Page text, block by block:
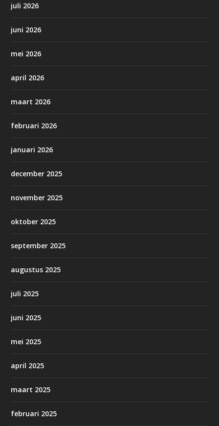
juli 2026
juni 2026
mei 2026
april 2026
maart 2026
februari 2026
januari 2026
december 2025
november 2025
oktober 2025
september 2025
augustus 2025
juli 2025
juni 2025
mei 2025
april 2025
maart 2025
februari 2025